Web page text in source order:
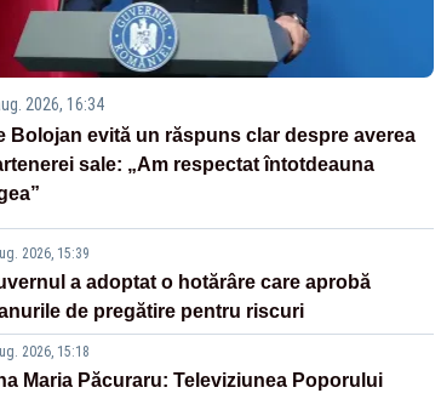
2026, 16:34
Bolojan evită un răspuns clar despre averea
sale: „Am respectat întotdeauna
2026, 15:39
a adoptat o hotărâre care aprobă
de pregătire pentru riscuri
2026, 15:18
Maria Păcuraru: Televiziunea Poporului